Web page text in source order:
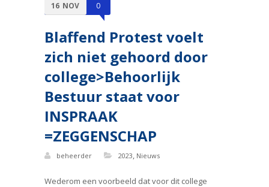
16 NOV 0
Blaffend Protest voelt
zich niet gehoord door
college>Behoorlijk
Bestuur staat voor
INSPRAAK
=ZEGGENSCHAP
beheerder 2023, Nieuws
Wederom een voorbeeld dat voor dit college